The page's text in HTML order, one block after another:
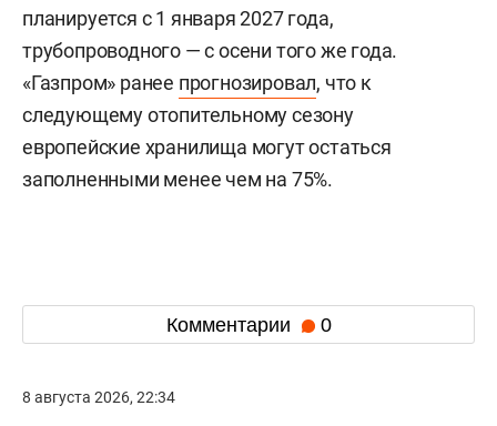
планируется с 1 января 2027 года,
трубопроводного — с осени того же года.
«Газпром» ранее прогнозировал, что к
следующему отопительному сезону
европейские хранилища могут остаться
заполненными менее чем на 75%.
Комментарии 0
8 августа 2026, 22:34